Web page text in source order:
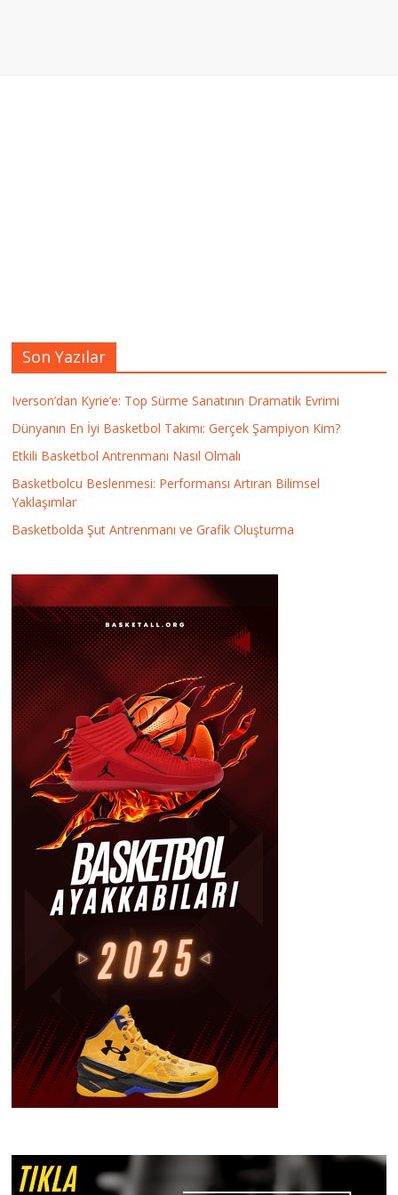
Son Yazılar
Iverson’dan Kyrie’e: Top Sürme Sanatının Dramatik Evrimi
Dünyanın En İyi Basketbol Takımı: Gerçek Şampiyon Kim?
Etkili Basketbol Antrenmanı Nasıl Olmalı
Basketbolcu Beslenmesi: Performansı Artıran Bilimsel
Yaklaşımlar
Basketbolda Şut Antrenmanı ve Grafik Oluşturma